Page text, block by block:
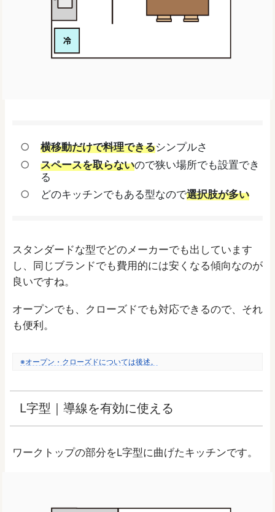
横移動だけで料理できるシンプルさ
スペースを取らないので狭い場所でも設置でき
る
どのキッチンでもある型なので選択肢が多い
スタンダードな型でどのメーカーでも出しています
し、同じブランドでも費用的には安くなる傾向なのが
良いですね。
オープンでも、クローズドでも対応できるので、それ
も便利。
※オープン・クローズドについては後述。
L字型｜導線を有効に使える
ワークトップの部分をL字型に曲げたキッチンです。